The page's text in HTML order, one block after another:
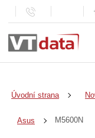
Úvodní strana
Asus M5600N